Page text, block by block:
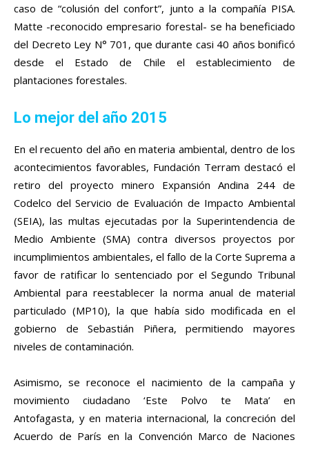
caso de “colusión del confort”, junto a la compañía PISA.
Matte -reconocido empresario forestal- se ha beneficiado
del Decreto Ley N° 701, que durante casi 40 años bonificó
desde el Estado de Chile el establecimiento de
plantaciones forestales.
Lo mejor del año 2015
En el recuento del año en materia ambiental, dentro de los
acontecimientos favorables, Fundación Terram destacó el
retiro del proyecto minero Expansión Andina 244 de
Codelco del Servicio de Evaluación de Impacto Ambiental
(SEIA), las multas ejecutadas por la Superintendencia de
Medio Ambiente (SMA) contra diversos proyectos por
incumplimientos ambientales, el fallo de la Corte Suprema a
favor de ratificar lo sentenciado por el Segundo Tribunal
Ambiental para reestablecer la norma anual de material
particulado (MP10), la que había sido modificada en el
gobierno de Sebastián Piñera, permitiendo mayores
niveles de contaminación.
Asimismo, se reconoce el nacimiento de la campaña y
movimiento ciudadano ‘Este Polvo te Mata’ en
Antofagasta, y en materia internacional, la concreción del
Acuerdo de París en la Convención Marco de Naciones